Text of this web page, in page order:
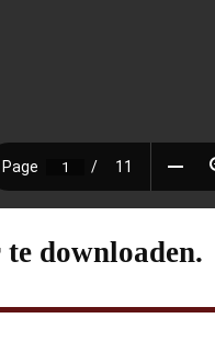
downloaden.